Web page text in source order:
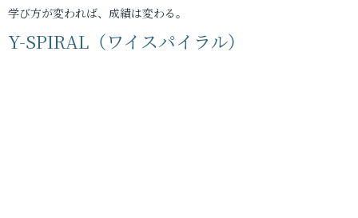
学び方が変われば、成績は変わる。
Y-SPIRAL（ワイスパイラル）